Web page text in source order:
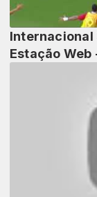
Internacional
Estação